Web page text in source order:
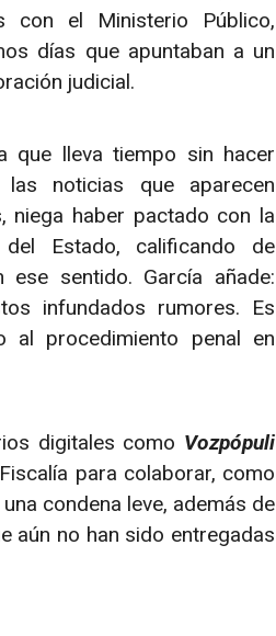
con el Ministerio Público,
días que apuntaban a un
judicial.
que lleva tiempo sin hacer
noticias que aparecen
niega haber pactado con la
Estado, calificando de
sentido. García añade:
infundados rumores. Es
al procedimiento penal en
digitales como Vozpópuli
para colaborar, como
condena leve, además de
aún no han sido entregadas